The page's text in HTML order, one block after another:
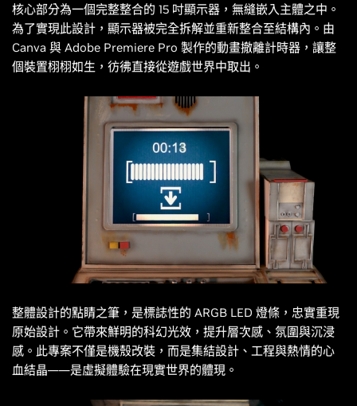
核心部分為一個完整整合的 15 吋顯示器，無縫嵌入主體之中。
為了實現此設計，顯示器被完全拆解並重新整合至結構內。由
Canva 與 Adobe Premiere Pro 製作的動畫撤離計時器，讓整
個裝置栩栩如生，彷彿直接從遊戲世界中取出。
整體設計的點睛之筆，是標誌性的 ARGB LED 燈條，忠實重現
原始設計。它帶來鮮明的科幻光效，提升層次感、氛圍與沉浸
感。此專案不僅是機殼改裝，而是集結設計、工程與熱情的心
血結晶——是虛擬體驗在現實世界的體現。